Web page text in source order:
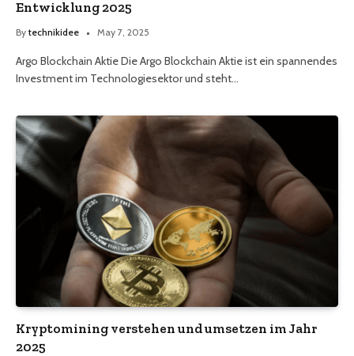
Entwicklung 2025
By technikidee May 7, 2025
Argo Blockchain Aktie Die Argo Blockchain Aktie ist ein spannendes
Investment im Technologiesektor und steht…
Kryptomining verstehen und umsetzen im Jahr
2025